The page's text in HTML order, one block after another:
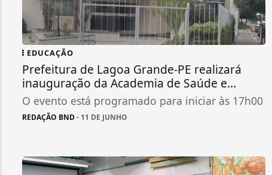
EDUCAÇÃO
Prefeitura de Lagoa Grande-PE realizará
inauguração da Academia de Saúde e...
O evento está programado para iniciar às 17h00
REDAÇÃO BND- 11 DE JUNHO